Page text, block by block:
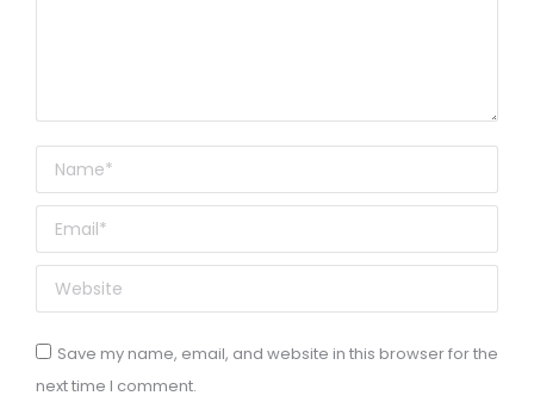
Name *
Email *
Website
Save my name, email, and website in this browser for the
next time I comment.